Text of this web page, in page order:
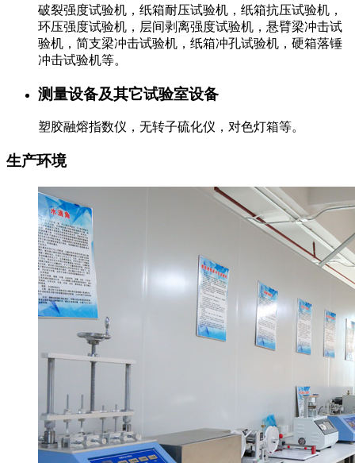
破裂强度试验机，纸箱耐压试验机，纸箱抗压试验机，
环压强度试验机，层间剥离强度试验机，悬臂梁冲击试
验机，简支梁冲击试验机，纸箱冲孔试验机，硬箱落锤
冲击试验机等。
测量设备及其它试验室设备
塑胶融熔指数仪，无转子硫化仪，对色灯箱等。
生产环境